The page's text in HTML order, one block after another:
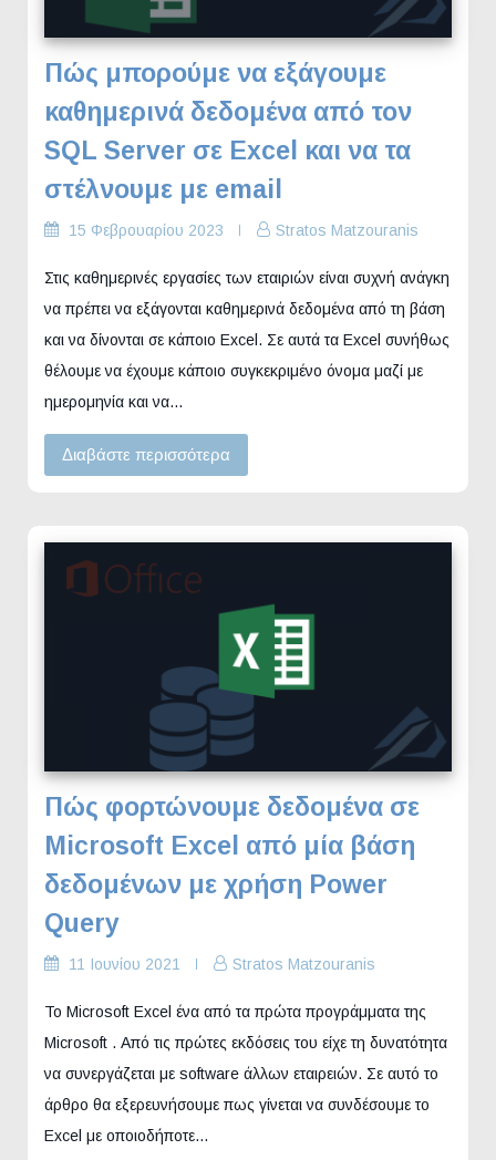
Πώς μπορούμε να εξάγουμε
καθημερινά δεδομένα από τον
SQL Server σε Excel και να τα
στέλνουμε με email
15 Φεβρουαρίου 2023 Stratos Matzouranis
Στις καθημερινές εργασίες των εταιριών είναι συχνή ανάγκη
να πρέπει να εξάγονται καθημερινά δεδομένα από τη βάση
και να δίνονται σε κάποιο Excel. Σε αυτά τα Excel συνήθως
θέλουμε να έχουμε κάποιο συγκεκριμένο όνομα μαζί με
ημερομηνία και να…
Διαβάστε περισσότερα
Πώς φορτώνουμε δεδομένα σε
Microsoft Excel από μία βάση
δεδομένων με χρήση Power
Query
11 Ιουνίου 2021 Stratos Matzouranis
Το Microsoft Excel ένα από τα πρώτα προγράμματα της
Microsoft . Από τις πρώτες εκδόσεις του είχε τη δυνατότητα
να συνεργάζεται με software άλλων εταιρειών. Σε αυτό το
άρθρο θα εξερευνήσουμε πως γίνεται να συνδέσουμε το
Excel με οποιοδήποτε…